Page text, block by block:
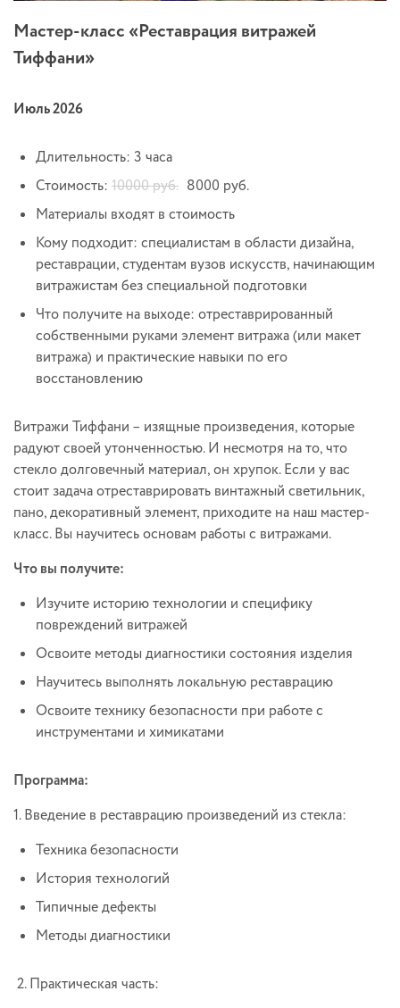
Мастер-класс «Реставрация витражей
Тиффани»
Июль 2026
Длительность: 3 часа
Стоимость: 10000 руб. 8000 руб.
Материалы входят в стоимость
Кому подходит: специалистам в области дизайна,
реставрации, студентам вузов искусств, начинающим
витражистам без специальной подготовки
Что получите на выходе: отреставрированный
собственными руками элемент витража (или макет
витража) и практические навыки по его
восстановлению
Витражи Тиффани – изящные произведения, которые
радуют своей утонченностью. И несмотря на то, что
стекло долговечный материал, он хрупок. Если у вас
стоит задача отреставрировать винтажный светильник,
пано, декоративный элемент, приходите на наш мастер-
класс. Вы научитесь основам работы с витражами.
Что вы получите:
Изучите историю технологии и специфику
повреждений витражей
Освоите методы диагностики состояния изделия
Научитесь выполнять локальную реставрацию
Освоите технику безопасности при работе с
инструментами и химикатами
Программа:
1. Введение в реставрацию произведений из стекла:
Техника безопасности
История технологий
Типичные дефекты
Методы диагностики
2. Практическая часть: